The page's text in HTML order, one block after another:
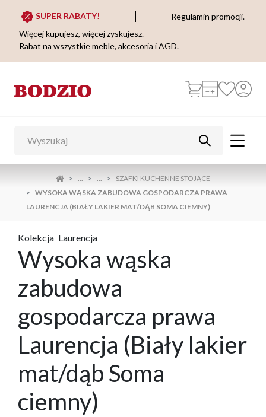
SUPER RABATY!
Regulamin promocji.
Więcej kupujesz, więcej zyskujesz.
Rabat na wszystkie meble, akcesoria i AGD.
... ...
SZAFKI KUCHENNE STOJĄCE
WYSOKA WĄSKA ZABUDOWA GOSPODARCZA PRAWA
LAURENCJA (BIAŁY LAKIER MAT/DĄB SOMA CIEMNY)
Kolekcja Laurencja
Wysoka wąska
zabudowa
gospodarcza prawa
Laurencja (Biały lakier
mat/dąb Soma
ciemny)